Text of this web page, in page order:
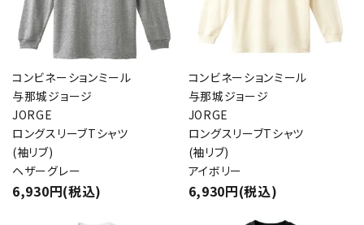
コンビネーションミール
与那城ジョージ
JORGE
ロングスリーブTシャツ
(袖リブ)
ヘザーグレー
6,930円(税込)
コンビネーションミール
与那城ジョージ
JORGE
ロングスリーブTシャツ
(袖リブ)
アイボリー
6,930円(税込)